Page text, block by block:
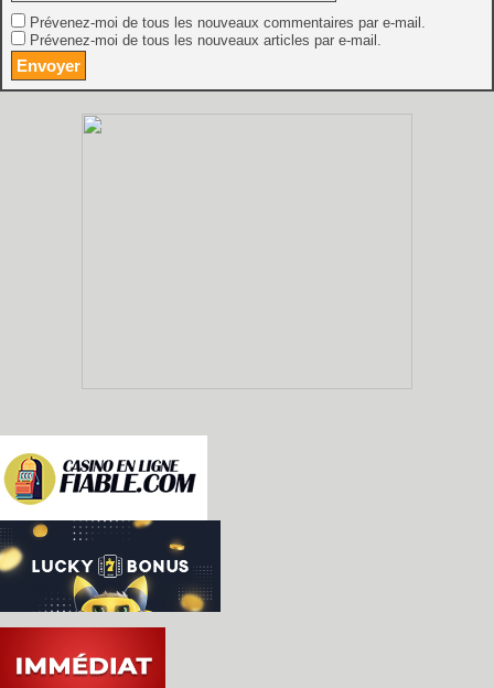
Prévenez-moi de tous les nouveaux commentaires par e-mail.
Prévenez-moi de tous les nouveaux articles par e-mail.